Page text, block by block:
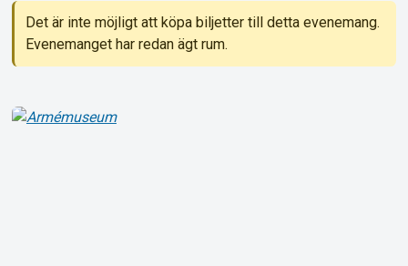
Det är inte möjligt att köpa biljetter till detta evenemang.
Evenemanget har redan ägt rum.